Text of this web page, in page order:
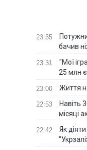
23:55
бачив
23:31
"Мої
25 млн
23:00 Життя
22:53
Навіть
місяці
22:42
Як